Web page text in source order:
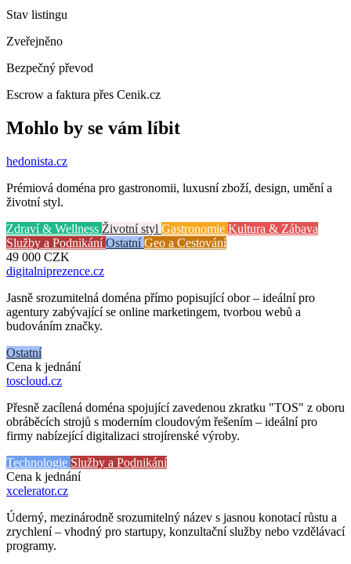
Stav listingu
Zveřejněno
Bezpečný převod
Escrow a faktura přes Cenik.cz
Mohlo by se vám líbit
hedonista.cz
Prémiová doména pro gastronomii, luxusní zboží, design, umění a
životní styl.
Zdraví & Wellness Životní styl Gastronomie Kultura & Zábava
Služby a PodnikáníOstatníGeo a Cestování
49 000 CZK
digitalniprezence.cz
Jasně srozumitelná doména přímo popisující obor – ideální pro
agentury zabývající se online marketingem, tvorbou webů a
budováním značky.
Ostatní
Cena k jednání
toscloud.cz
Přesně zacílená doména spojující zavedenou zkratku "TOS" z oboru
obráběcích strojů s moderním cloudovým řešením – ideální pro
firmy nabízející digitalizaci strojírenské výroby.
Technologie Služby a Podnikání
Cena k jednání
xcelerator.cz
Úderný, mezinárodně srozumitelný název s jasnou konotací růstu a
zrychlení – vhodný pro startupy, konzultační služby nebo vzdělávací
programy.